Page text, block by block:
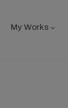
My Works